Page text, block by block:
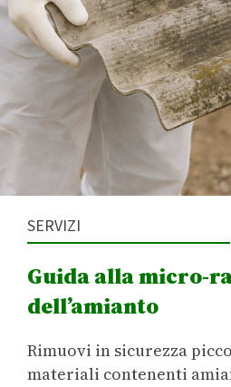
SERVIZI
Guida alla micro-
dell’amianto
Rimuovi in sicurezza
materiali contenenti